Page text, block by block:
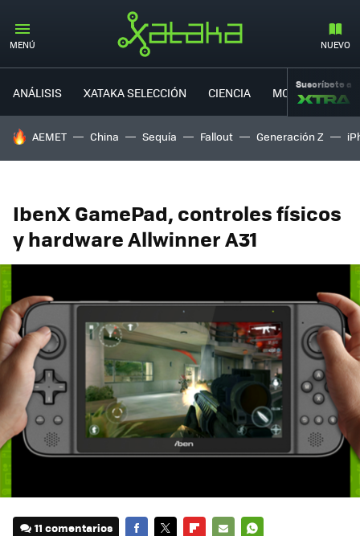
MENÚ NUEVO
ANÁLISIS XATAKA SELECCIÓN CIENCIA MOVILIDAD
Suscríbete a
HOY SE HABLA DE
AEMET China Sequía Fallout Generación Z
IbenX GamePad, controles físicos
y hardware Allwinner A31
11 comentarios